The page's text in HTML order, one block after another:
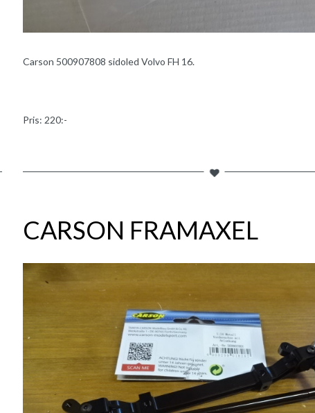
Carson 500907808 sidoled Volvo FH 16.
Pris: 220:-
CARSON FRAMAXEL